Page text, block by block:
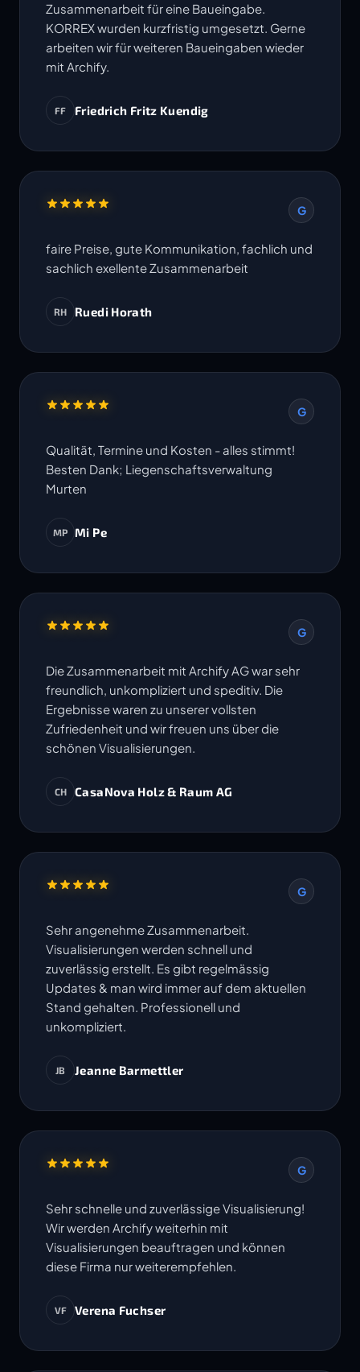
Zusammenarbeit für eine Baueingabe.
KORREX wurden kurzfristig umgesetzt. Gerne
arbeiten wir für weiteren Baueingaben wieder
mit Archify.
FF Friedrich Fritz Kuendig
G
faire Preise, gute Kommunikation, fachlich und
sachlich exellente Zusammenarbeit
RH Ruedi Horath
G
Qualität, Termine und Kosten - alles stimmt!
Besten Dank; Liegenschaftsverwaltung
Murten
MP Mi Pe
G
Die Zusammenarbeit mit Archify AG war sehr
freundlich, unkompliziert und speditiv. Die
Ergebnisse waren zu unserer vollsten
Zufriedenheit und wir freuen uns über die
schönen Visualisierungen.
CH CasaNova Holz & Raum AG
G
Sehr angenehme Zusammenarbeit.
Visualisierungen werden schnell und
zuverlässig erstellt. Es gibt regelmässig
Updates & man wird immer auf dem aktuellen
Stand gehalten. Professionell und
unkompliziert.
JB Jeanne Barmettler
G
Sehr schnelle und zuverlässige Visualisierung!
Wir werden Archify weiterhin mit
Visualisierungen beauftragen und können
diese Firma nur weiterempfehlen.
VF Verena Fuchser